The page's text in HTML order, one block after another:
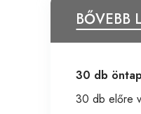
BŐVEBB
30 db
30 db előre